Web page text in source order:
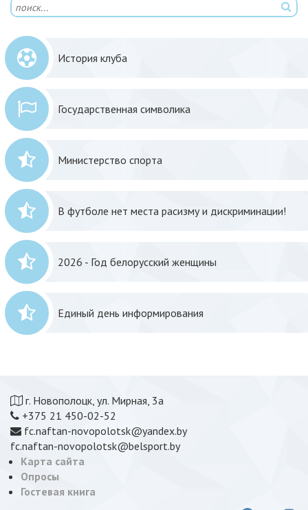
История клуба
Государственная символика
Министерство спорта
В футболе нет места расизму и дискриминации!
2026 - Год белорусский женщины
Единый день информирования
г. Новополоцк, ул. Мирная, 3а
+375 21 450-02-52
fc.naftan-novopolotsk@yandex.by
fc.naftan-novopolotsk@belsport.by
Карта сайта
Опросы
Гостевая книга